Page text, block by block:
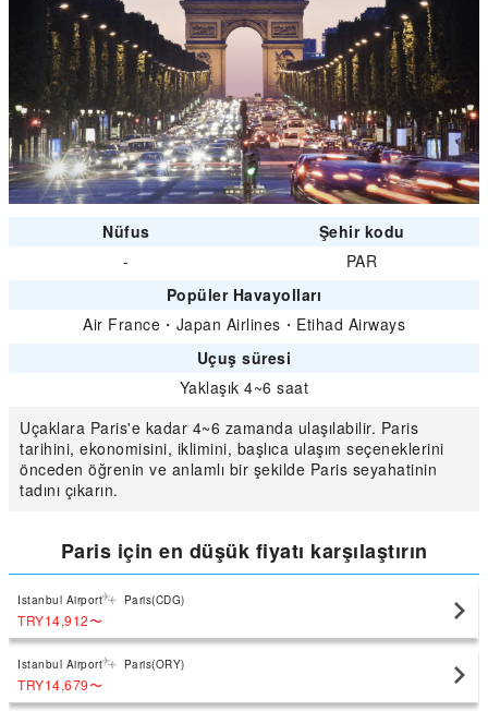
Nüfus
Şehir kodu
-
PAR
Popüler Havayolları
Air France ・ Japan Airlines ・ Etihad Airways
Uçuş süresi
Yaklaşık 4~6 saat
Uçaklara Paris'e kadar 4~6 zamanda ulaşılabilir. Paris
tarihini, ekonomisini, iklimini, başlıca ulaşım seçeneklerini
önceden öğrenin ve anlamlı bir şekilde Paris seyahatinin
tadını çıkarın.
Paris için en düşük fiyatı karşılaştırın
Istanbul Airport Paris(CDG)
TRY14,912〜
Istanbul Airport Paris(ORY)
TRY14,679〜